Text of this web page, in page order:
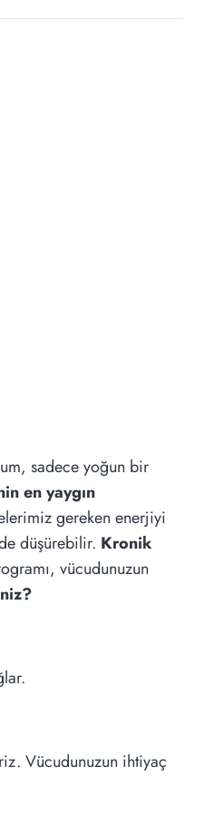
sadece yoğun bir
en yaygın
gereken enerjiyi
düşürebilir. Kronik
vücudunuzun
Vücudunuzun ihtiyaç